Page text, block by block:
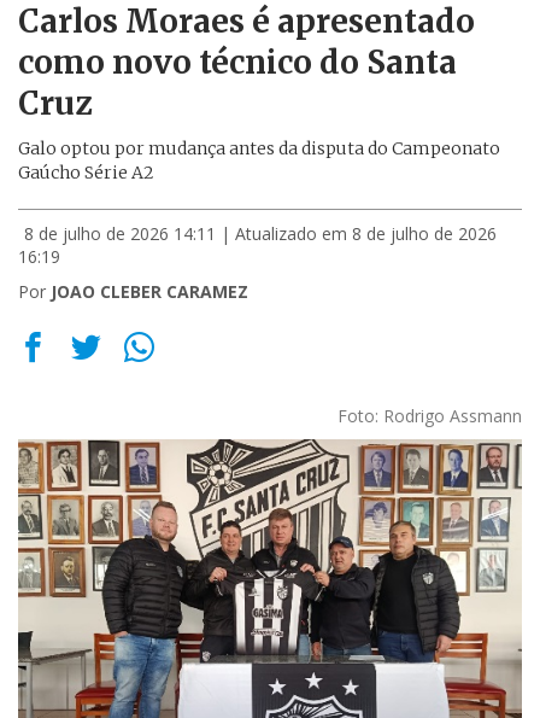
Carlos Moraes é apresentado
como novo técnico do Santa
Cruz
Galo optou por mudança antes da disputa do Campeonato
Gaúcho Série A2
8 de julho de 2026 14:11 | Atualizado em 8 de julho de 2026
16:19
Por JOAO CLEBER CARAMEZ
Foto: Rodrigo Assmann